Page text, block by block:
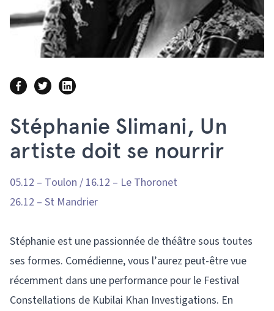
Stéphanie Slimani, Un
artiste doit se nourrir
05.12 – Toulon / 16.12 – Le Thoronet
26.12 – St Mandrier
Stéphanie est une passionnée de théâtre sous toutes
ses formes. Comédienne, vous l’aurez peut-être vue
récemment dans une performance pour le Festival
Constellations de Kubilai Khan Investigations. En